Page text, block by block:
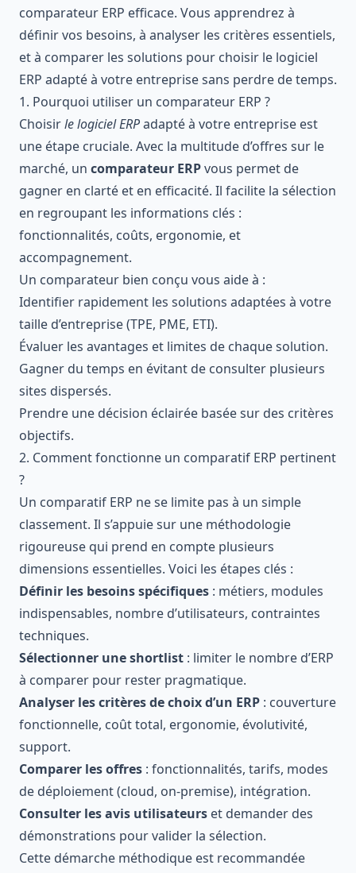
comparateur ERP efficace. Vous apprendrez à
définir vos besoins, à analyser les critères essentiels,
et à comparer les solutions pour choisir le logiciel
ERP adapté à votre entreprise sans perdre de temps.
1. Pourquoi utiliser un comparateur ERP ?
Choisirle logiciel ERPadapté à votre entreprise est
une étape cruciale. Avec la multitude d’offres sur le
marché, un comparateur ERPvous permet de
gagner en clarté et en efficacité. Il facilite la sélection
en regroupant les informations clés :
fonctionnalités, coûts, ergonomie, et
accompagnement.
Un comparateur bien conçu vous aide à :
Identifier rapidement les solutions adaptées à votre
taille d’entreprise (TPE, PME, ETI).
Évaluer les avantages et limites de chaque solution.
Gagner du temps en évitant de consulter plusieurs
sites dispersés.
Prendre une décision éclairée basée sur des critères
objectifs.
2. Comment fonctionne un comparatif ERP pertinent
?
Un comparatif ERP ne se limite pas à un simple
classement. Il s’appuie sur une méthodologie
rigoureuse qui prend en compte plusieurs
dimensions essentielles. Voici les étapes clés :
Définir les besoins spécifiques : métiers, modules
indispensables, nombre d’utilisateurs, contraintes
techniques.
Sélectionner une shortlist : limiter le nombre d’ERP
à comparer pour rester pragmatique.
Analyser les critères de choix d’un ERP : couverture
fonctionnelle, coût total, ergonomie, évolutivité,
support.
Comparer les offres : fonctionnalités, tarifs, modes
de déploiement (cloud, on-premise), intégration.
Consulter les avis utilisateurs et demander des
démonstrations pour valider la sélection.
Cette démarche méthodique est recommandée